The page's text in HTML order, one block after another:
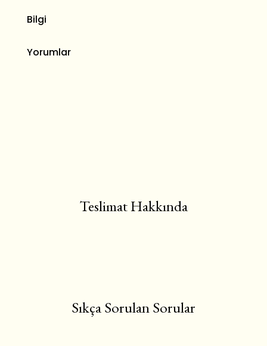
Bilgi
Yorumlar
Teslimat Hakkında
Sıkça Sorulan Sorular